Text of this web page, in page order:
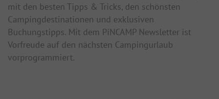
mit den besten Tipps & Tricks, den schönsten
Campingdestinationen und exklusiven
Buchungstipps. Mit dem PiNCAMP Newsletter ist
Vorfreude auf den nächsten Campingurlaub
vorprogrammiert.